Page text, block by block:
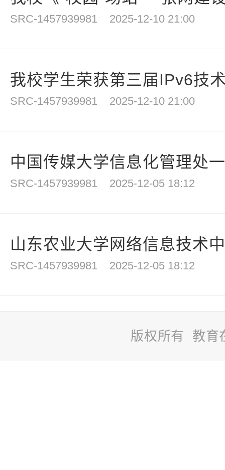
SRC-1457939981 2025-12-10 21:00
我校学生荣获第三届IPv6技
SRC-1457939981 2025-12-10 21:00
中国传媒大学信息化管理处
SRC-1457939981 2025-12-05 18:12
山东农业大学网络信息技术
SRC-1457939981 2025-12-05 18:12
版权所有 教育